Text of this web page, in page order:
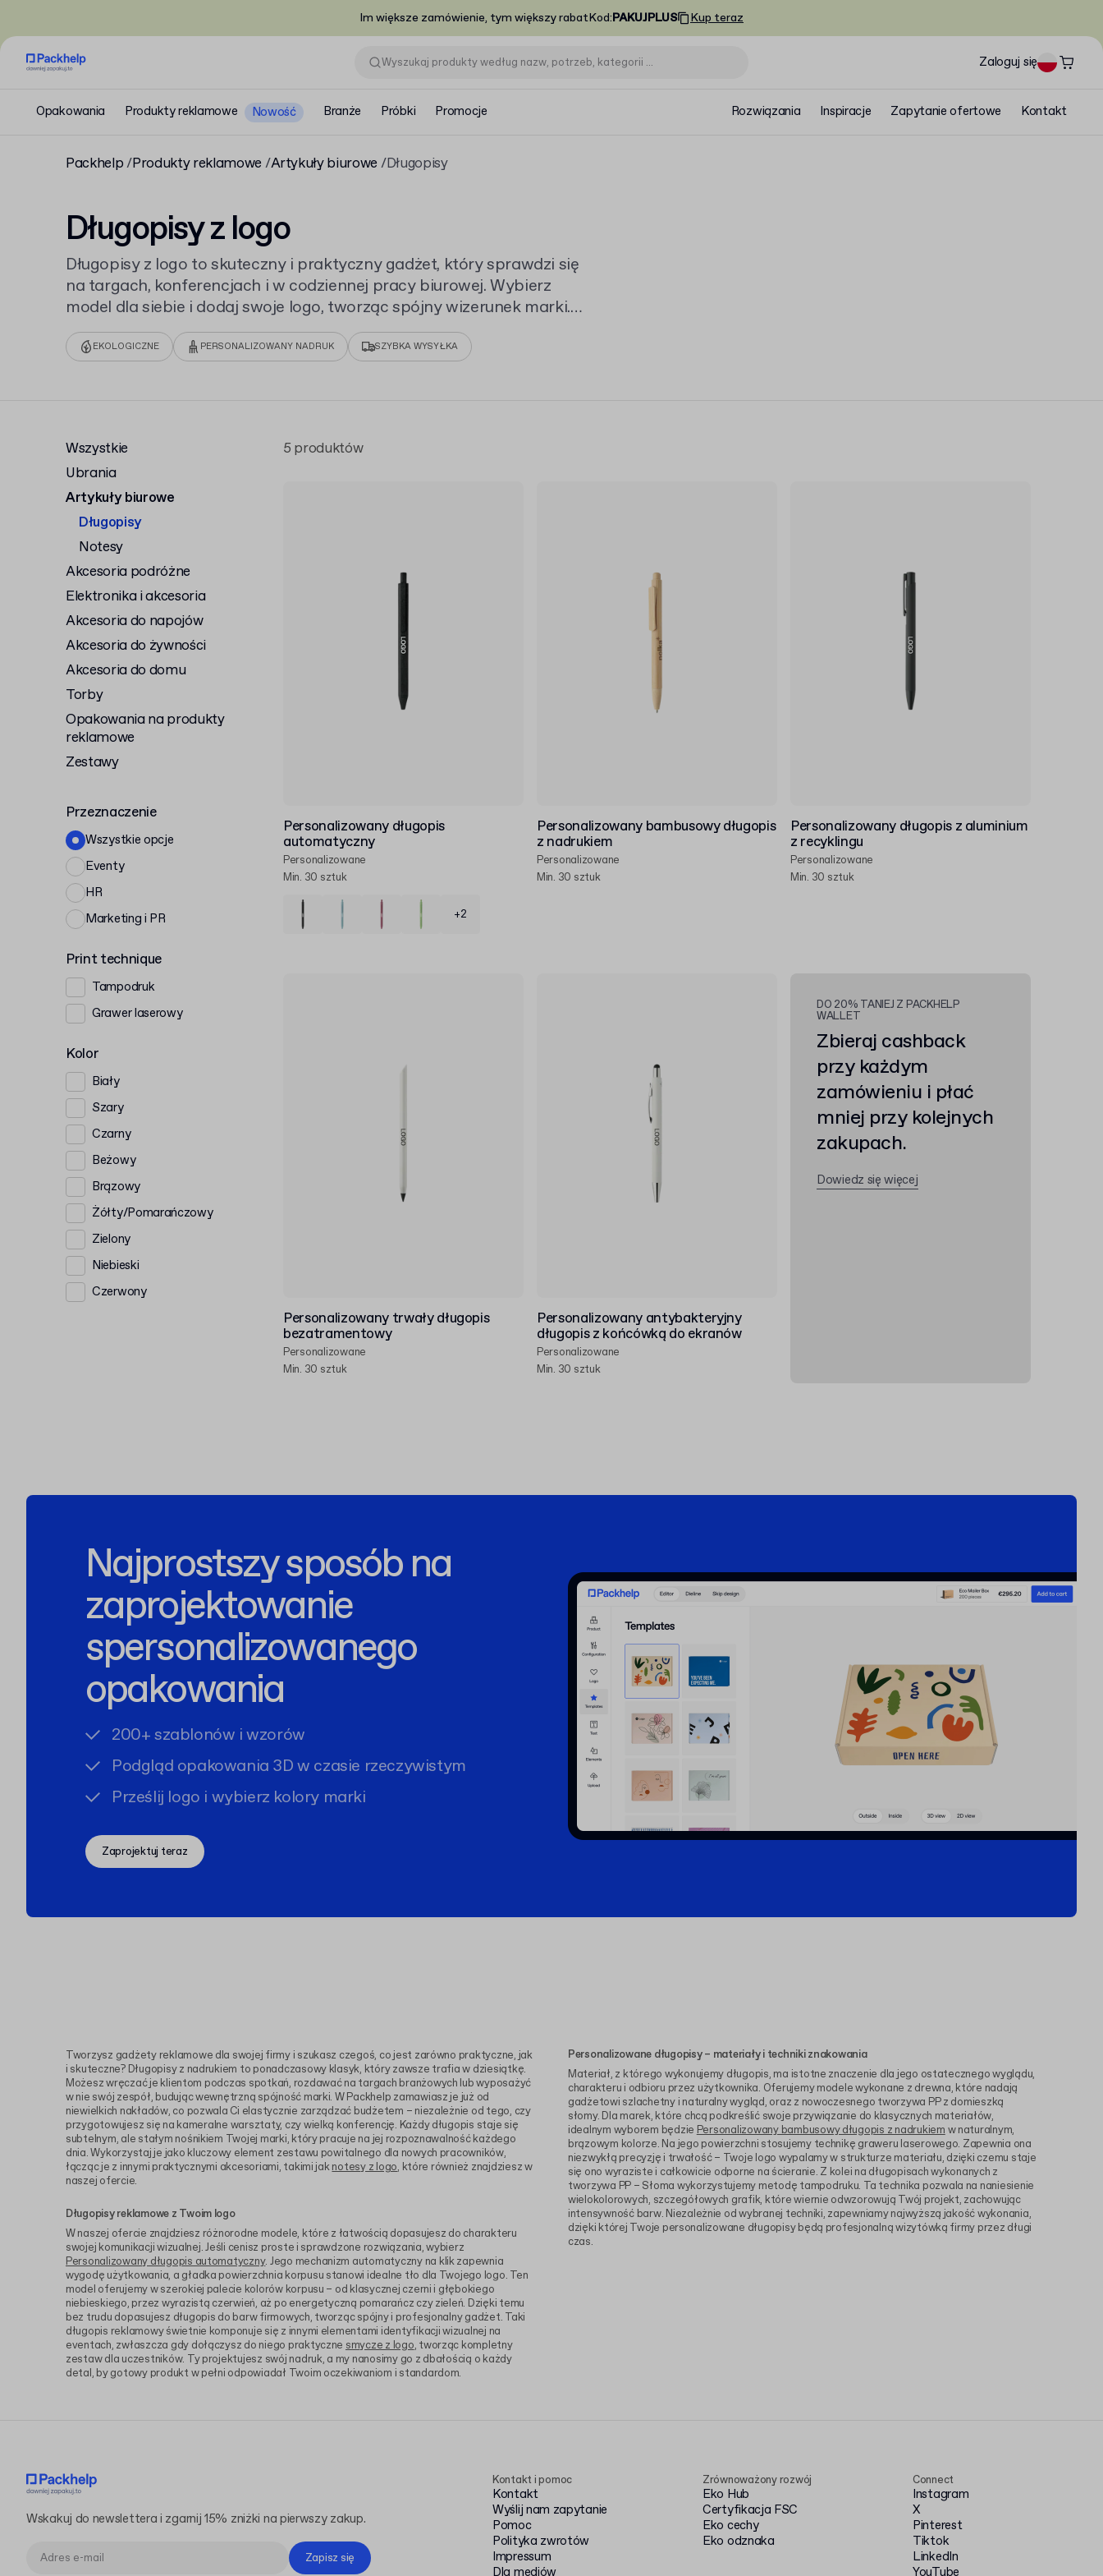
Im większe zamówienie, tym większy rabatKod:PAKUJPLUS Kup teraz
Zaloguj się
Opakowania Produkty reklamowe Nowość Branże Próbki Promocje Rozwiązania Inspiracje Zapytanie ofertowe Kontakt
Packhelp Produkty reklamowe Artykuły biurowe Długopisy
Długopisy z logo
Długopisy z logo to skuteczny i praktyczny gadżet, który sprawdzi się
na targach, konferencjach i w codziennej pracy biurowej. Wybierz
model dla siebie i dodaj swoje logo, tworząc spójny wizerunek marki.
To tylko część naszej szerokiej oferty naartykuły biurowe z logo
EKOLOGICZNE PERSONALIZOWANY NADRUK SZYBKA WYSYŁKA
Wszystkie
Ubrania
Artykuły biurowe
Długopisy
Notesy
Akcesoria podróżne
Elektronika i akcesoria
Akcesoria do napojów
Akcesoria do żywności
Akcesoria do domu
Torby
Opakowania na produkty
reklamowe
Zestawy
Przeznaczenie
Wszystkie opcje
Eventy
HR
Marketing i PR
Print technique
Tampodruk
Grawer laserowy
Kolor
Biały
Szary
Czarny
Beżowy
Brązowy
Żółty/Pomarańczowy
Zielony
Niebieski
Czerwony
5 produktów
Personalizowany długopis
automatyczny
Personalizowane
Min. 30 sztuk
+2
Personalizowany bambusowy długopis
z nadrukiem
Personalizowane
Min. 30 sztuk
Personalizowany długopis z aluminium
z recyklingu
Personalizowane
Min. 30 sztuk
Personalizowany trwały długopis
bezatramentowy
Personalizowane
Min. 30 sztuk
Personalizowany antybakteryjny
długopis z końcówką do ekranów
Personalizowane
Min. 30 sztuk
DO 20% TANIEJ Z PACKHELP
WALLET
Zbieraj cashback
przy każdym
zamówieniu i płać
mniej przy kolejnych
zakupach.
Dowiedz się więcej
Najprostszy sposób na
zaprojektowanie
spersonalizowanego
opakowania
200+ szablonów i wzorów
Podgląd opakowania 3D w czasie rzeczywistym
Prześlij logo i wybierz kolory marki
Zaprojektuj teraz
Tworzysz gadżety reklamowe dla swojej firmy i szukasz czegoś, co jest zarówno praktyczne, jak
i skuteczne? Długopisy z nadrukiem to ponadczasowy klasyk, który zawsze trafia w dziesiątkę.
Możesz wręczać je klientom podczas spotkań, rozdawać na targach branżowych lub wyposażyć
w nie swój zespół, budując wewnętrzną spójność marki. W Packhelp zamawiasz je już od
niewielkich nakładów, co pozwala Ci elastycznie zarządzać budżetem – niezależnie od tego, czy
przygotowujesz się na kameralne warsztaty, czy wielką konferencję. Każdy długopis staje się
subtelnym, ale stałym nośnikiem Twojej marki, który pracuje na jej rozpoznawalność każdego
dnia. Wykorzystaj je jako kluczowy element zestawu powitalnego dla nowych pracowników,
łącząc je z innymi praktycznymi akcesoriami, takimi jaknotesy z logo, które również znajdziesz w
naszej ofercie.
Długopisy reklamowe z Twoim logo
W naszej ofercie znajdziesz różnorodne modele, które z łatwością dopasujesz do charakteru
swojej komunikacji wizualnej. Jeśli cenisz proste i sprawdzone rozwiązania, wybierz
Personalizowany długopis automatyczny. Jego mechanizm automatyczny na klik zapewnia
wygodę użytkowania, a gładka powierzchnia korpusu stanowi idealne tło dla Twojego logo. Ten
model oferujemy w szerokiej palecie kolorów korpusu – od klasycznej czerni i głębokiego
niebieskiego, przez wyrazistą czerwień, aż po energetyczną pomarańcz czy zieleń. Dzięki temu
bez trudu dopasujesz długopis do barw firmowych, tworząc spójny i profesjonalny gadżet. Taki
długopis reklamowy świetnie komponuje się z innymi elementami identyfikacji wizualnej na
eventach, zwłaszcza gdy dołączysz do niego praktyczne smycze z logo, tworząc kompletny
zestaw dla uczestników. Ty projektujesz swój nadruk, a my nanosimy go z dbałością o każdy
detal, by gotowy produkt w pełni odpowiadał Twoim oczekiwaniom i standardom.
Personalizowane długopisy – materiały i techniki znakowania
Materiał, z którego wykonujemy długopis, ma istotne znaczenie dla jego ostatecznego wyglądu,
charakteru i odbioru przez użytkownika. Oferujemy modele wykonane z drewna, które nadają
gadżetowi szlachetny i naturalny wygląd, oraz z nowoczesnego tworzywa PP z domieszką
słomy. Dla marek, które chcą podkreślić swoje przywiązanie do klasycznych materiałów,
idealnym wyborem będzie Personalizowany bambusowy długopis z nadrukiem w naturalnym,
brązowym kolorze. Na jego powierzchni stosujemy technikę graweru laserowego. Zapewnia ona
niezwykłą precyzję i trwałość – Twoje logo wypalamy w strukturze materiału, dzięki czemu staje
się ono wyraziste i całkowicie odporne na ścieranie. Z kolei na długopisach wykonanych z
tworzywa PP – Słoma wykorzystujemy metodę tampodruku. Ta technika pozwala na naniesienie
wielokolorowych, szczegółowych grafik, które wiernie odwzorowują Twój projekt, zachowując
intensywność barw. Niezależnie od wybranej techniki, zapewniamy najwyższą jakość wykonania,
dzięki której Twoje personalizowane długopisy będą profesjonalną wizytówką firmy przez długi
czas.
Kontakt i pomoc
Kontakt
Wyślij nam zapytanie
Pomoc
Polityka zwrotów
Impressum
Dla mediów
Zrównoważony rozwój
Eko Hub
Certyfikacja FSC
Eko cechy
Eko odznaka
Connect
Instagram
X
Pinterest
Tiktok
LinkedIn
YouTube
Wskakuj do newslettera i zgarnij 15% zniżki na pierwszy zakup.
Zapisz się